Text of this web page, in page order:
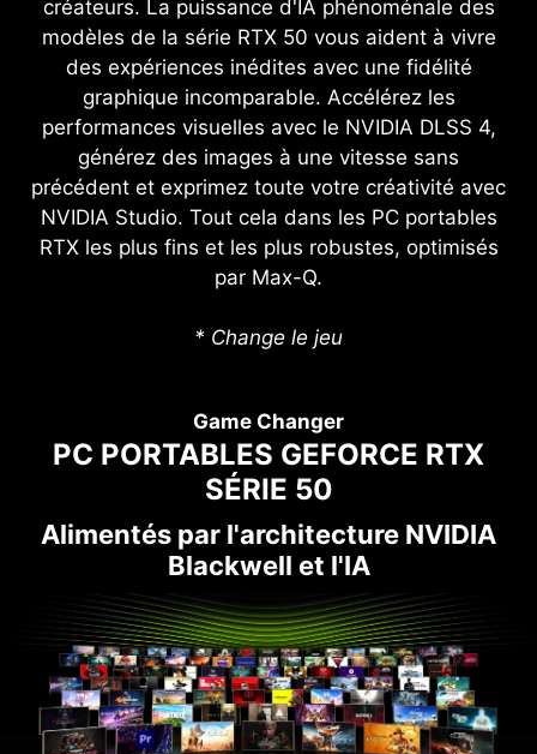
créateurs. La puissance d'IA phénoménale des
modèles de la série RTX 50 vous aident à vivre
des expériences inédites avec une fidélité
graphique incomparable. Accélérez les
performances visuelles avec le NVIDIA DLSS 4,
générez des images à une vitesse sans
précédent et exprimez toute votre créativité avec
NVIDIA Studio. Tout cela dans les PC portables
RTX les plus fins et les plus robustes, optimisés
par Max-Q.
* Change le jeu
Game Changer
PC PORTABLES GEFORCE RTX
SÉRIE 50
Alimentés par l'architecture NVIDIA
Blackwell et l'IA